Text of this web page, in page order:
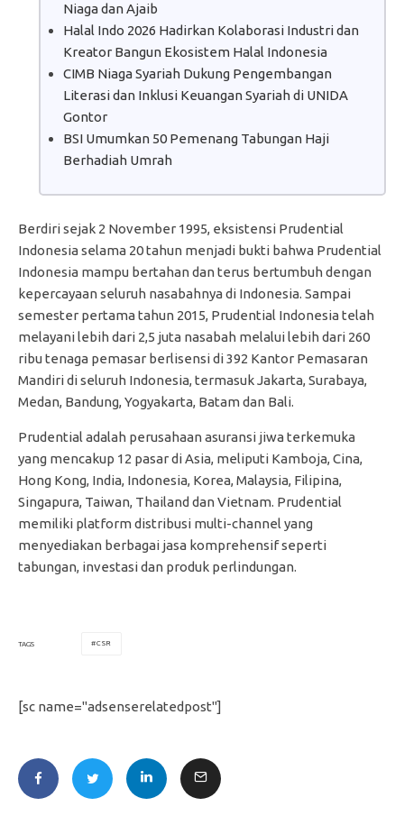
Niaga dan Ajaib
Halal Indo 2026 Hadirkan Kolaborasi Industri dan
Kreator Bangun Ekosistem Halal Indonesia
CIMB Niaga Syariah Dukung Pengembangan
Literasi dan Inklusi Keuangan Syariah di UNIDA
Gontor
BSI Umumkan 50 Pemenang Tabungan Haji
Berhadiah Umrah
Berdiri sejak 2 November 1995, eksistensi Prudential
Indonesia selama 20 tahun menjadi bukti bahwa Prudential
Indonesia mampu bertahan dan terus bertumbuh dengan
kepercayaan seluruh nasabahnya di Indonesia. Sampai
semester pertama tahun 2015, Prudential Indonesia telah
melayani lebih dari 2,5 juta nasabah melalui lebih dari 260
ribu tenaga pemasar berlisensi di 392 Kantor Pemasaran
Mandiri di seluruh Indonesia, termasuk Jakarta, Surabaya,
Medan, Bandung, Yogyakarta, Batam dan Bali.
Prudential adalah perusahaan asuransi jiwa terkemuka
yang mencakup 12 pasar di Asia, meliputi Kamboja, Cina,
Hong Kong, India, Indonesia, Korea, Malaysia, Filipina,
Singapura, Taiwan, Thailand dan Vietnam. Prudential
memiliki platform distribusi multi-channel yang
menyediakan berbagai jasa komprehensif seperti
tabungan, investasi dan produk perlindungan.
TAGS CSR
[sc name="adsenserelatedpost"]